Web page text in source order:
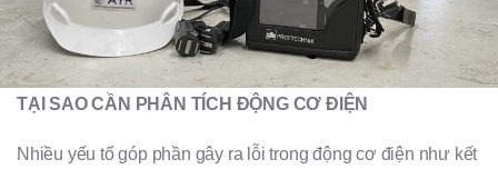
TẠI SAO CẦN PHÂN TÍCH ĐỘNG CƠ ĐIỆN
Nhiều yếu tố góp phần gây ra lỗi trong động cơ điện như kết